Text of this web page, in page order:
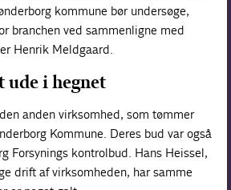
kommune bør undersøge,
branchen ved sammenligne med
Henrik Meldgaard.
ude i hegnet
anden virksomhed, som tømmer
Kommune. Deres bud var også
Forsynings kontrolbud. Hans Heissel,
drift af virksomheden, har samme